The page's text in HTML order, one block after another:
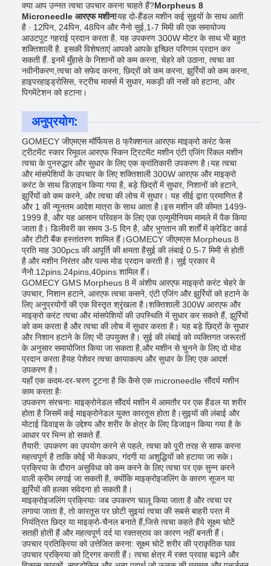
क्या आप उन्नत त्वचा उपचार करना चाहते हैं?Morpheus 8
Microneedle आरएफ मशीन!यह दो-हैंडल मशीन कई सुइयों के साथ आती
है ∙ 12पिन, 24पिन, 48पिन और नैनो सुई,1-7 मिमी की एक समायोज्य
आउटपुट गहराई प्रदान करता है. यह उपकरण 300W मोटर के साथ भी बहुत
शक्तिशाली है. इसकी विशेषताएं आपको आपके इच्छित परिणाम प्रदान कर
सकती हैं. इनमें मुँहासे के निशानों को कम करना, चेहरे को उठाना, त्वचा का
नवीनीकरण,त्वचा को सफेद करना, छिद्रों को कम करना, झुर्रियों को कम करना,
हाइपरहाइड्रोसिस, स्ट्रीच मार्क्स में सुधार, मकड़ी की नसों को हटाना, और
पिगमेंटेशन को हटाना।
अनुप्रयोग:
GOMECY जीएमएस मॉर्फियस 8 फ्रैक्शनल आरएफ माइक्रो करंट फेस
ट्रीटमेंट स्कार रिमूवल आरएफ स्किन ट्रिटमेंट मशीन एंटी एजिंग रिंकल मशीन
त्वचा के पुनरुद्धार और सुधार के लिए एक क्रांतिकारी उपकरण है।यह त्वचा
और मांसपेशियों के उपचार के लिए शक्तिशाली 300W आरएफ और माइक्रो
करंट के साथ डिज़ाइन किया गया है, बड़े छिद्रों में सुधार, निशानों को हटाने,
झुर्रियों को कम करने, और त्वचा की लोच में सुधार। यह सीई द्वारा प्रमाणित है
और 1 की न्यूनतम आदेश मात्रा के साथ आता है।इस मशीन की कीमत 1499-
1999 है, और यह आसान परिवहन के लिए एक एल्यूमीनियम मामले में पैक किया
जाता है। डिलीवरी का समय 3-5 दिन है, और भुगतान की शर्तों में क्रेडिट कार्ड
और टीटी बैंक हस्तांतरण शामिल हैं।GOMECY जीएमएस Morpheus 8
प्रति माह 300pcs की आपूर्ति की क्षमता हैसुई की लंबाई 0.5-7 मिमी से होती
है और मशीन निरंतर और पल्स मोड प्रदान करती है। सुई प्रकार में
नैनो.12pins.24pins,40pins शामिल हैं।
GOMECY GMS Morpheus 8 में अंशीय आरएफ माइक्रो करंट चेहरे के
उपचार, निशान हटाने, आरएफ त्वचा कसने, एंटी एजिंग और झुर्रियों को हटाने के
लिए अनुप्रयोगों की एक विस्तृत श्रृंखला है।शक्तिशाली 300W आरएफ और
माइक्रो करंट त्वचा और मांसपेशियों की उपस्थिति में सुधार कर सकते हैं, झुर्रियों
को कम करता है और त्वचा की लोच में सुधार करता है। यह बड़े छिद्रों के सुधार
और निशान हटाने के लिए भी उपयुक्त है। सुई की लंबाई को व्यक्तिगत जरूरतों
के अनुसार समायोजित किया जा सकता है,और मशीन से चुनने के लिए दो मोड
प्रदान करता हैयह पेशेवर त्वचा कायाकल्प और सुधार के लिए एक आदर्श
उपकरण है।
यहाँ एक कदम-दर-चरण टूटना है कि कैसे एक microneedle सौंदर्य मशीन
काम करता हैः
उपकरण संरचनाः माइक्रोनेडल सौंदर्य मशीन में आमतौर पर एक हैंडल या शरीर
होता है जिसमें कई माइक्रोनेडल युक्त कारतूस होता है।सुइयों की लंबाई और
मोटाई डिवाइस के उद्देश्य और शरीर के क्षेत्र के लिए डिजाइन किया गया है के
आधार पर भिन्न हो सकते हैं.
तैयारी: उपकरण का उपयोग करने से पहले, त्वचा को पूरी तरह से साफ करना
महत्वपूर्ण है ताकि कोई भी मेकअप, गंदगी या अशुद्धियों को हटाया जा सके।
प्रक्रिया के दौरान असुविधा को कम करने के लिए त्वचा पर एक सुन्न करने
वाली क्रीम लगाई जा सकती है, क्योंकि माइक्रोइजलिंग के कारण सूजन या
झुर्रियों की हल्का संवेदना हो सकती है।
माइक्रोइजलिंग प्रक्रियाः जब उपकरण चालू किया जाता है और त्वचा पर
लगाया जाता है, तो कारतूस पर छोटी सुइयां त्वचा की सबसे बाहरी परत में
नियंत्रित छिद्र या माइक्रो-चैनल बनाते हैं,जिसे त्वचा कहते हैंये सूक्ष्म चोटें
सतही होती हैं और महत्वपूर्ण दर्द या रक्तस्राव का कारण नहीं बनती हैं।
उपचार प्रतिक्रिया को उत्तेजित करना: सूक्ष्म चोटें शरीर की प्राकृतिक घाव
उपचार प्रक्रिया को ट्रिगर करती हैं। त्वचा क्षेत्र में रक्त प्रवाह बढ़ाने और